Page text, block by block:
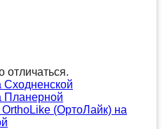
отличаться.
Сходненской
Планерной
(ОртоЛайк) на